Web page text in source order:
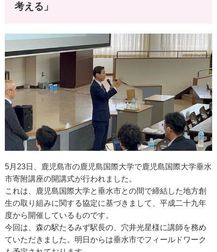
考える」
5月23日、鹿児島市の鹿児島国際大学で鹿児島国際大学垂水
市寄附講座の開講式が行われました。
これは、鹿児島国際大学と垂水市との間で締結した地方創
生の取り組みに関する協定に基づきまして、平成二十九年
度から開催しているものです。
今回は、森の駅たるみず駅長の、穴井光星様に講師を務め
ていただきました。明日からは垂水市でフィールドワーク